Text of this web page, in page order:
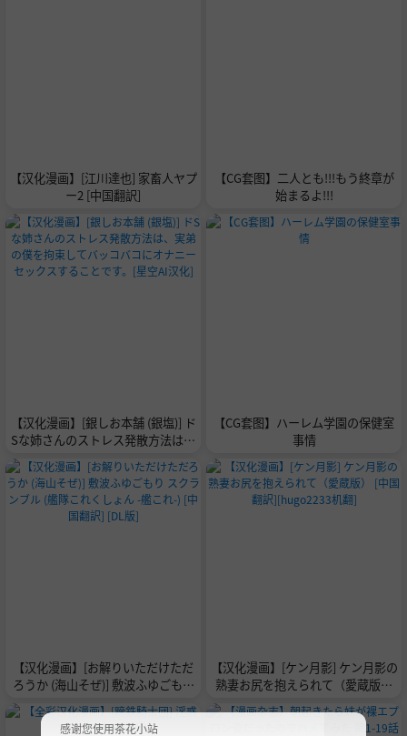
【汉化漫画】[江川達也] 家畜人ヤプ
ー2 [中国翻訳]
【CG套图】二人とも!!!もう終章が
始まるよ!!!
【汉化漫画】[銀しお本舗 (銀塩)] ド
Sな姉さんのストレス発散方法は、
実弟の僕を拘束してバッコバコにオ
ナニーセックスすることです。[星
空AI汉化]
【CG套图】ハーレム学園の保健室
事情
【汉化漫画】[お解りいただけただ
ろうか (海山そぜ)] 敷波ふゆごもり
スクランブル (艦隊これくしょん -
艦これ-) [中国翻訳] [DL版]
【汉化漫画】[ケン月影] ケン月影の
熟妻お尻を抱えられて（愛蔵版）
[中国翻訳][hugo2233机翻]
感谢您使用茶花小站